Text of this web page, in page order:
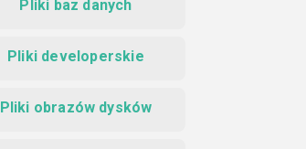
Pliki baz danych
Pliki developerskie
Pliki obrazów dysków